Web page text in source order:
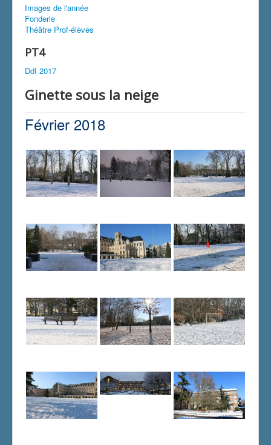
Images de l'année
Fonderie
Théâtre Prof-élèves
PT4
DdI 2017
Ginette sous la neige
Février 2018